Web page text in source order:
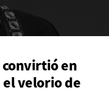
convirtió en
velorio de